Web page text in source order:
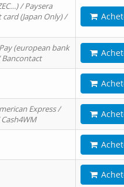
/ Paysera
(Japan Only) /
(european bank
Bancontact
Express /